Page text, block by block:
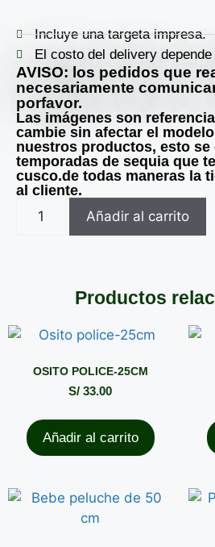
Incluye una targeta impresa.
El costo del delivery
AVISO: los pedidos que
necesariamente
porfavor.
Las imágenes son
cambie sin afectar el
nuestros productos, esto se
temporadas de sequia que
cusco.de todas maneras la
al cliente.
Añadir al carrito
Productos
OSITO POLICE-25CM
S/ 33.00
Añadir al carrito